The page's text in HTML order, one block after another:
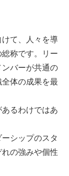
て、人々を導
称です。リー
バーが共通の
体の成果を最
るわけではあ
シップのスタ
の強みや個性